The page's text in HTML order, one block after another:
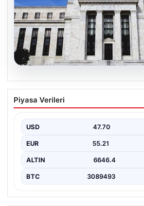
06.08.2026
Fed faizi sabit tuttu
Piyasa Verileri
USD 47.70
EUR 55.21
ALTIN 6646.4
BTC 3089493